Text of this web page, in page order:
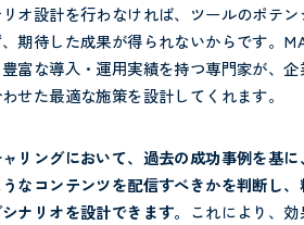
オ設計を行わなければ、ツールのポテン
期待した成果が得られないからです。
富な導入・運用実績を持つ専門家が、企
せた最適な施策を設計してくれます。
リングにおいて、過去の成功事例を基に
なコンテンツを配信すべきかを判断し、
ナリオを設計できます。 これにより、効